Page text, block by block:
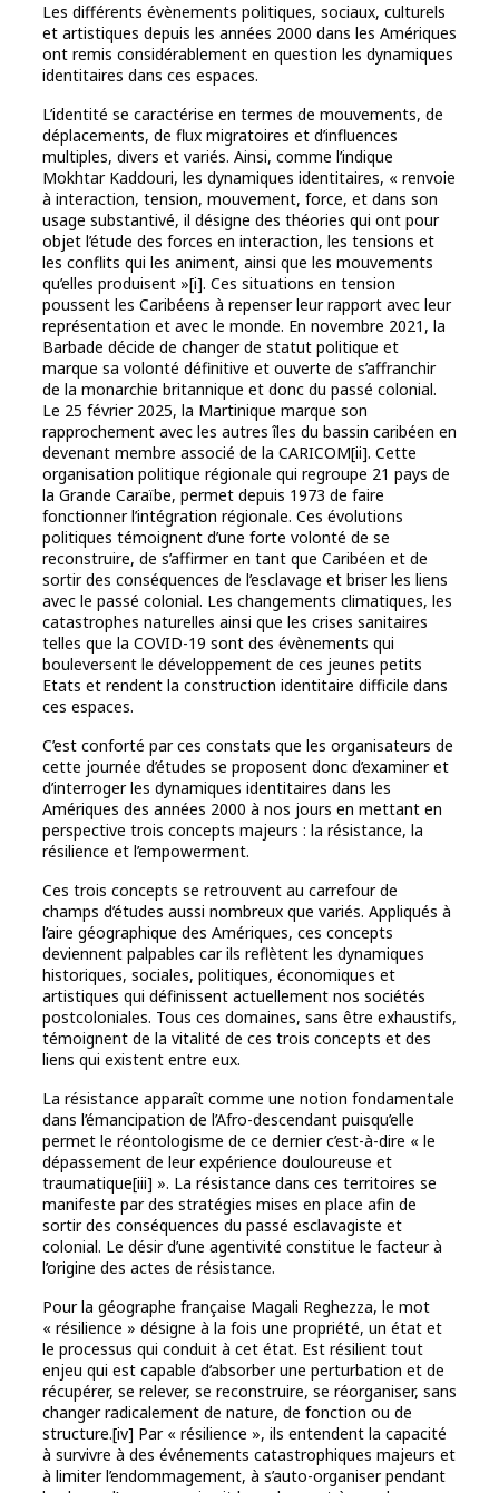
Les différents évènements politiques, sociaux, culturels
et artistiques depuis les années 2000 dans les Amériques
ont remis considérablement en question les dynamiques
identitaires dans ces espaces.
L’identité se caractérise en termes de mouvements, de
déplacements, de flux migratoires et d’influences
multiples, divers et variés. Ainsi, comme l’indique
Mokhtar Kaddouri, les dynamiques identitaires, « renvoie
à interaction, tension, mouvement, force, et dans son
usage substantivé, il désigne des théories qui ont pour
objet l’étude des forces en interaction, les tensions et
les conflits qui les animent, ainsi que les mouvements
qu’elles produisent »[i]. Ces situations en tension
poussent les Caribéens à repenser leur rapport avec leur
représentation et avec le monde. En novembre 2021, la
Barbade décide de changer de statut politique et
marque sa volonté définitive et ouverte de s’affranchir
de la monarchie britannique et donc du passé colonial.
Le 25 février 2025, la Martinique marque son
rapprochement avec les autres îles du bassin caribéen en
devenant membre associé de la CARICOM[ii]. Cette
organisation politique régionale qui regroupe 21 pays de
la Grande Caraïbe, permet depuis 1973 de faire
fonctionner l’intégration régionale. Ces évolutions
politiques témoignent d’une forte volonté de se
reconstruire, de s’affirmer en tant que Caribéen et de
sortir des conséquences de l’esclavage et briser les liens
avec le passé colonial. Les changements climatiques, les
catastrophes naturelles ainsi que les crises sanitaires
telles que la COVID-19 sont des évènements qui
bouleversent le développement de ces jeunes petits
Etats et rendent la construction identitaire difficile dans
ces espaces.
C’est conforté par ces constats que les organisateurs de
cette journée d’études se proposent donc d’examiner et
d’interroger les dynamiques identitaires dans les
Amériques des années 2000 à nos jours en mettant en
perspective trois concepts majeurs : la résistance, la
résilience et l’empowerment.
Ces trois concepts se retrouvent au carrefour de
champs d’études aussi nombreux que variés. Appliqués à
l’aire géographique des Amériques, ces concepts
deviennent palpables car ils reflètent les dynamiques
historiques, sociales, politiques, économiques et
artistiques qui définissent actuellement nos sociétés
postcoloniales. Tous ces domaines, sans être exhaustifs,
témoignent de la vitalité de ces trois concepts et des
liens qui existent entre eux.
La résistance apparaît comme une notion fondamentale
dans l’émancipation de l’Afro-descendant puisqu’elle
permet le réontologisme de ce dernier c’est-à-dire « le
dépassement de leur expérience douloureuse et
traumatique[iii] ». La résistance dans ces territoires se
manifeste par des stratégies mises en place afin de
sortir des conséquences du passé esclavagiste et
colonial. Le désir d’une agentivité constitue le facteur à
l’origine des actes de résistance.
Pour la géographe française Magali Reghezza, le mot
« résilience » désigne à la fois une propriété, un état et
le processus qui conduit à cet état. Est résilient tout
enjeu qui est capable d’absorber une perturbation et de
récupérer, se relever, se reconstruire, se réorganiser, sans
changer radicalement de nature, de fonction ou de
structure.[iv] Par « résilience », ils entendent la capacité
à survivre à des événements catastrophiques majeurs et
à limiter l’endommagement, à s’auto-organiser pendant